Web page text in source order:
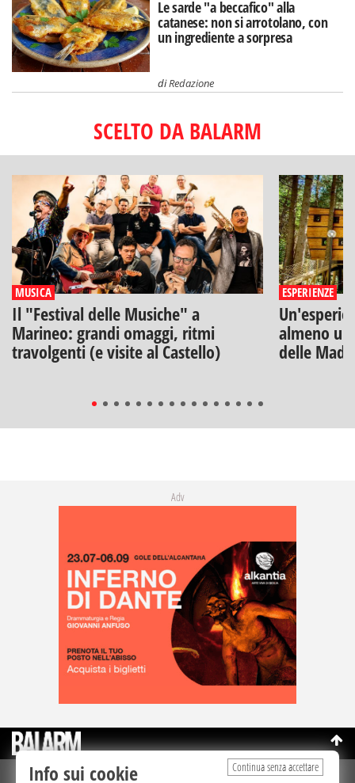
Le sarde "a beccafico" alla
catanese: non si arrotolano, con
un ingrediente a sorpresa
diRedazione
SCELTO DA BALARM
MUSICA
Il "Festival delle Musiche" a
Marineo: grandi omaggi, ritmi
travolgenti (e visite al Castello)
ESPERIENZE
almeno
delle
Adv
Continua senza accettare
Info sui cookie